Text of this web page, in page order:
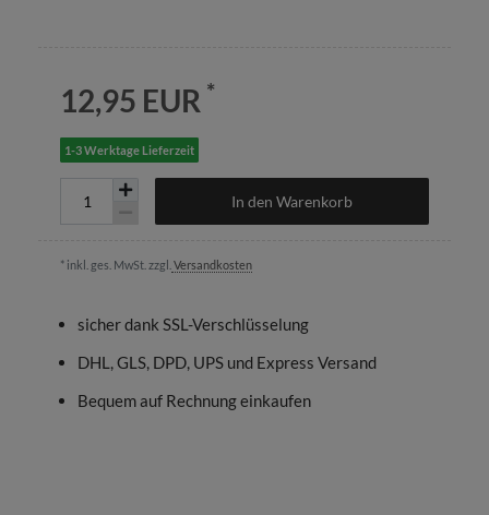
12,95 EUR *
1-3 Werktage Lieferzeit
In den Warenkorb
* inkl. ges. MwSt. zzgl. Versandkosten
sicher dank SSL-Verschlüsselung
DHL, GLS, DPD, UPS und Express Versand
Bequem auf Rechnung einkaufen